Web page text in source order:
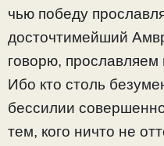
чью победу
досточтимейший
говорю, прославляем
Ибо кто столь
бессилии
тем, кого ничто не